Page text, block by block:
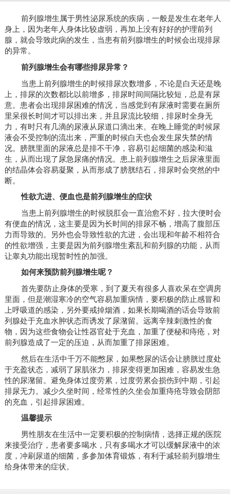
前列腺增生属于男性泌尿系统的疾病，一般是发生在老年人
身上，因为老年人身体比较虚弱，再加上没有好好的护理前列
腺，就会导致此病的发生，当患有前列腺增生的时候会出现排尿
的异常。
前列腺增生会有哪些排尿异常？
当患上前列腺增生的时候排尿次数增多，不论是白天还是晚
上，排尿的次数都比以前增多，排尿时间间隔比较短，总是有尿
意。患者会出现排尿困难的情况，当感觉到有尿液时需要在厕所
里呆很长时间才可以排出来，并且尿流比较细，排尿时全身无
力，有时只有几滴的尿液从尿道口滴出来。在晚上睡觉的时候尿
液会不受控制的流出来，严重的时候白天也会发生尿失禁的情
况。膀胱里面的尿液总是排不干净，容易引起细菌的感染和滋
生，从而出现了尿急尿痛的情况。患上前列腺增生之后尿液里面
的结晶体会容易凝聚，从而形成了膀胱结石，排尿时会突然的中
断。
性欲亢进、便血也是前列腺增生的症状
当患上前列腺增生的时候脱肛会一直治愈不好，拉大便时会
有便血的情况，这主要是因为长时间的排尿不畅，增高了腹部压
力而导致的。另外也会导致性欲的亢进，会出现和年龄不相符合
的性欲增强，主要是因为前列腺增生紊乱和前列腺的功能，从而
让睾丸功能出现暂时性的加强。
如何来预防前列腺增生呢？
首先要防止身体的受寒，到了夏天有很多人喜欢呆在空调房
里面，但是潮湿寒冷的空气容易加重病情，要积极的防止感冒和
上呼吸道的感染，另外要戒掉烟酒，如果长期喝酒的话会导致前
列腺处于充血水肿状态而诱发了尿潴留。远离辛辣刺激性的食
物，因为这些食物会让性器官处于充血，加重了便秘和痔疮，对
前列腺造成了一定的压迫，从而加重了排尿困难。
然后在生活中千万不能憋尿，如果憋尿的话会让膀胱过度处
于充盈状态，减弱了尿肌张力，排尿变得更加困难，容易发生急
性的尿潴留。避免身体过度劳累，过度劳累会损伤到中期，引起
排尿无力。减少久坐时间，经常性的久坐会加重痔疮导致会阴部
的充血，引起排尿困难。
温馨提示
男性朋友在生活中一定要积极的控制病情，选择正规的医院
来接受治疗，患者要多喝水，只有多喝水才可以缓解尿液中的浓
度，冲刷尿道的细菌，多参加体育锻炼，有利于减轻前列腺增生
给身体带来的症状。